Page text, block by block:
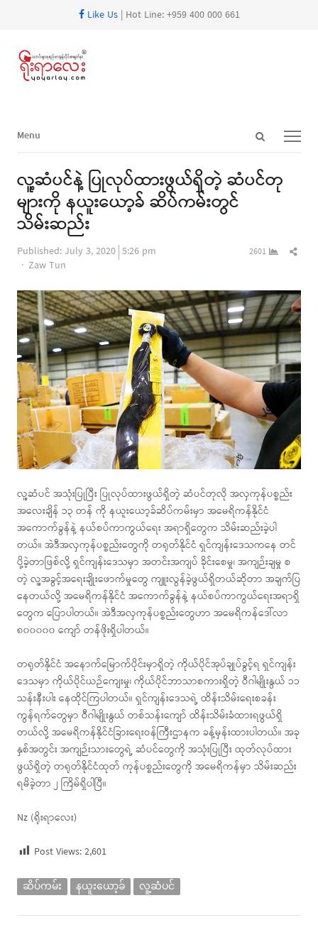
Like Us| Hot Line: +959 400 000 661
Open
Menu
Menu
လူ့ဆံပင်နဲ့ ပြုလုပ်ထားဖွယ်ရှိတဲ့ ဆံပင်တု
များကို နယူးယော့ခ် ဆိပ်ကမ်းတွင်
သိမ်းဆည်း
Published:July 3, 2020 5:26 pm
Author
Zaw Tun
2601
လူ့ဆံပင် အသုံးပြုပြီး ပြုလုပ်ထားဖွယ်ရှိတဲ့ ဆံပင်တုလို အလှကုန်ပစ္စည်း
အလေးချိန် ၁၃ တန် ကို နယူးယော့ခ်ဆိပ်ကမ်းမှာ အမေရိကန်နိုင်ငံ
အကောက်ခွန်နဲ့ နယ်စပ်ကာကွယ်ရေး အရာရှိတွေက သိမ်းဆည်းခဲ့ပါ
တယ်။ အဲဒီအလှကုန်ပစ္စည်းတွေကို တရုတ်နိုင်ငံ ရှင်ကျန်းဒေသကနေ တင်
ပို့ခဲ့တာဖြစ်လို့ ရှင်ကျန်းဒေသမှာ အတင်းအကျပ် ခိုင်းစေမှု၊ အကျဉ်းချမှု စ
တဲ့ လူ့အခွင့်အရေးချိုးဖောက်မှုတွေ ကျူးလွန်ခဲ့ဖွယ်ရှိတယ်ဆိုတာ အချက်ပြ
နေတယ်လို့ အမေရိကန်နိုင်ငံ အကောက်ခွန်နဲ့ နယ်စပ်ကာကွယ်ရေးအရာရှိ
တွေက ပြောပါတယ်။ အဲဒီအလှကုန်ပစ္စည်းတွေဟာ အမေရိကန်ဒေါ်လာ
၈၀၀၀၀၀ ကျော် တန်ဖိုးရှိပါတယ်။
တရုတ်နိုင်ငံ အနောက်မြောက်ပိုင်းမှာရှိတဲ့ ကိုယ်ပိုင်အုပ်ချုပ်ခွင့်ရ ရှင်ကျန်း
ဒေသမှာ ကိုယ်ပိုင်ယဉ်ကျေးမှု၊ ကိုယ်ပိုင်ဘာသာစကားရှိတဲ့ ဝီဂါမျိုးနွယ် ၁၁
သန်းနီးပါး နေထိုင်ကြပါတယ်။ ရှင်ကျန်းဒေသရဲ့ ထိန်းသိမ်းရေးစခန်း
ကွန်ရက်တွေမှာ ဝီဂါမျိုးနွယ် တစ်သန်းကျော် ထိန်းသိမ်းခံထားရဖွယ်ရှိ
တယ်လို့ အမေရိကန်နိုင်ငံခြားရေးဝန်ကြီးဌာနက ခန့်မှန်းထားပါတယ်။ အခု
နှစ်အတွင်း အကျဉ်းသားတွေရဲ့ ဆံပင်တွေကို အသုံးပြုပြီး ထုတ်လုပ်ထား
ဖွယ်ရှိတဲ့ တရုတ်နိုင်ငံထုတ် ကုန်ပစ္စည်းတွေကို အမေရိကန်မှာ သိမ်းဆည်း
ရမိခဲ့တာ ၂ ကြိမ်ရှိပါပြီ။
Nz (ရိုးရာလေး)
Post Views:2,601
ဆိပ်ကမ်း နယူးယော့ခ် လူ့ဆံပင်